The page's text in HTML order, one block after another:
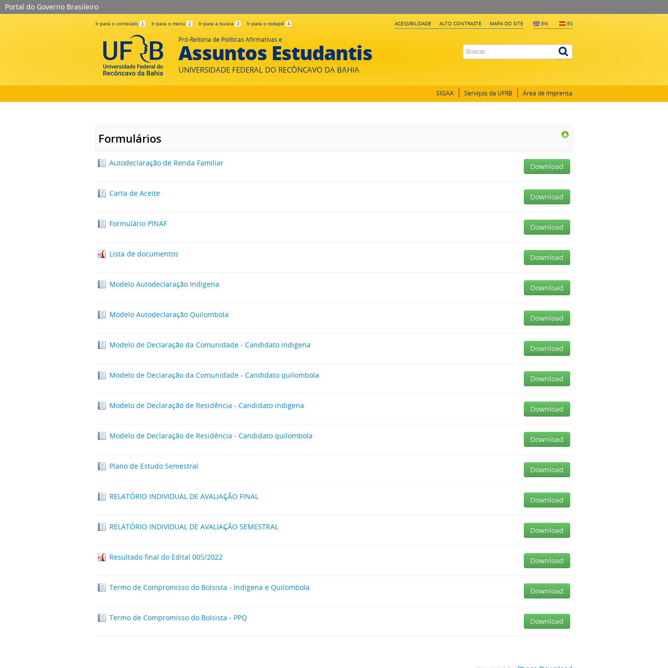
Portal do Governo Brasileiro
Ir para o conteúdo 1 Ir para o menu 2 Ir para a busca 3 Ir para o rodapé 4 EN ES
ACESSIBILIDADE ALTO CONTRASTE MAPA DO SITE
Pró-Reitoria de Políticas Afirmativas e
Assuntos Estudantis
UNIVERSIDADE FEDERAL DO RECÔNCAVO DA BAHIA
SIGAA Serviços da UFRB Área de Imprensa
Formulários
Autodeclaração de Renda Familiar Download
Carta de Aceite Download
Formulário PINAF Download
Lista de documentos Download
Modelo Autodeclaração Indigena Download
Modelo Autodeclaração Quilombola Download
Modelo de Declaração da Comunidade - Candidato indigena Download
Modelo de Declaração da Comunidade - Candidato quilombola Download
Modelo de Declaração de Residência - Candidato indigena Download
Modelo de Declaração de Residência - Candidato quilombola Download
Plano de Estudo Semestral Download
RELATÓRIO INDIVIDUAL DE AVALIAÇÃO FINAL Download
RELATÓRIO INDIVIDUAL DE AVALIAÇÃO SEMESTRAL Download
Resultado final do Edital 005/2022 Download
Termo de Compromisso do Bolsista - Indígena e Quilombola Download
Termo de Compromisso do Bolsista - PPQ Download